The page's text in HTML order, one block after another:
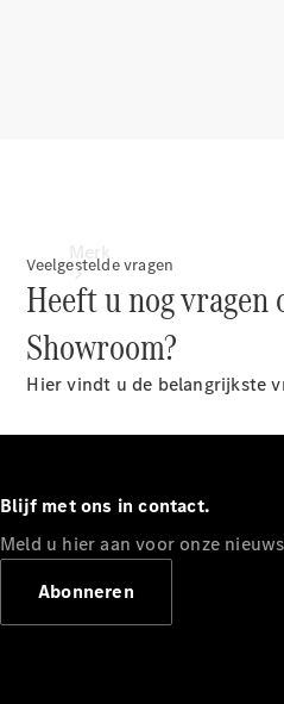
Ontdek ons
nieuws
Over
Mercedes-
Benz
Veelgestelde vragen
Heeft u nog vragen
Showroom?
Hier vindt u de belangrijkste
Blijf met ons in contact.
Meld u hier aan voor onze
Abonneren